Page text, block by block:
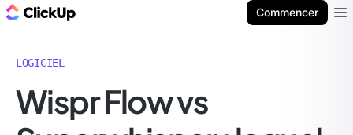
Commencer
LOGICIEL
Wispr Flow vs